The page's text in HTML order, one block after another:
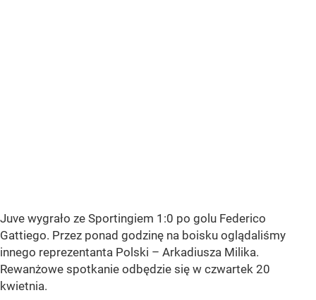
Juve wygrało ze Sportingiem 1:0 po golu Federico
Gattiego. Przez ponad godzinę na boisku oglądaliśmy
innego reprezentanta Polski – Arkadiusza Milika.
Rewanżowe spotkanie odbędzie się w czwartek 20
kwietnia.